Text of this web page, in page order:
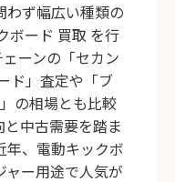
わず幅広い種類の
ボード 買取 を行
ーンの「セカン
ド」査定や「ブ
の相場とも比較
中古需要を踏ま
年、電動キックボ
ャー用途で人気が